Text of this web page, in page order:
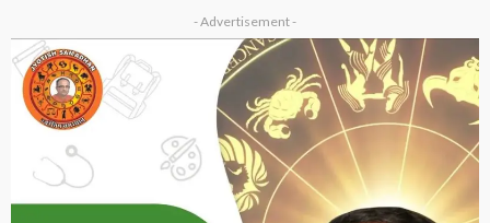
- Advertisement -